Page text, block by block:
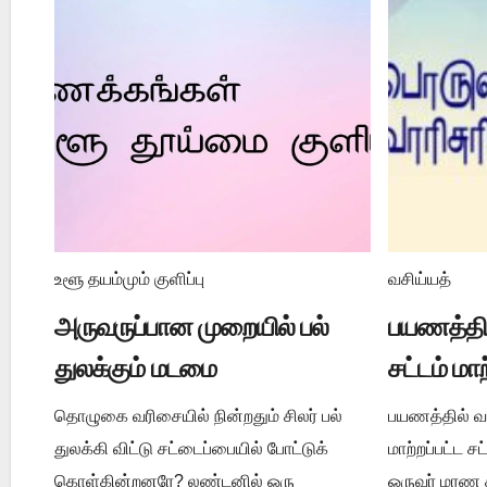
உளூ தயம்மும் குளிப்பு
அருவருப்பான முறையில் பல்
துலக்கும் மடமை
தொழுகை வரிசையில் நின்றதும் சிலர் பல்
துலக்கி விட்டு சட்டைப்பையில் போட்டுக்
கொள்கின்றனரே? லண்டனில் ஒரு
வசிய்யத்
சட்டம்
பயணத்தில்
மாற்றப்பட்ட
ஒருவர் மரண